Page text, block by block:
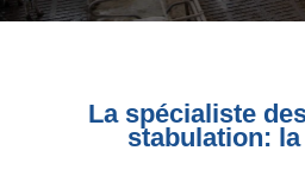
La spécialiste
stabulation: